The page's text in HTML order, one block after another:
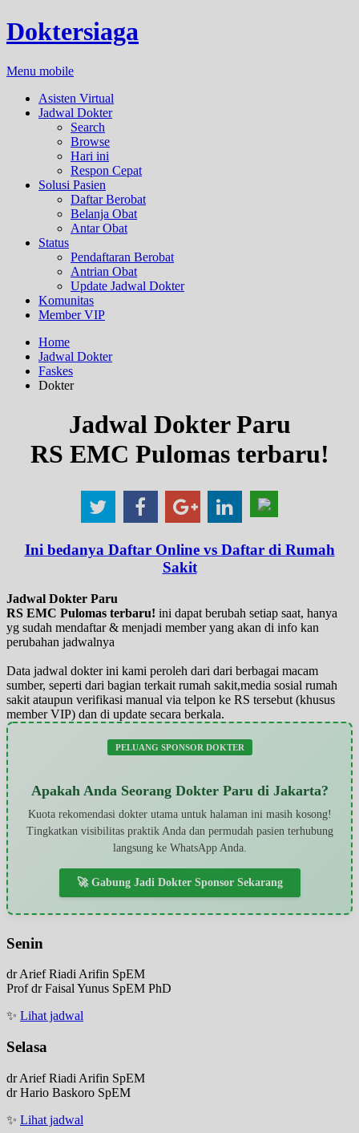
Doktersiaga
Menu mobile
Asisten Virtual
Jadwal Dokter
Search
Browse
Hari ini
Respon Cepat
Solusi Pasien
Daftar Berobat
Belanja Obat
Antar Obat
Status
Pendaftaran Berobat
Antrian Obat
Update Jadwal Dokter
Komunitas
Member VIP
Home
Jadwal Dokter
Faskes
Dokter
Jadwal Dokter Paru
RS EMC Pulomas terbaru!
Ini bedanya Daftar Online vs Daftar di Rumah
Sakit
Jadwal Dokter Paru
RS EMC Pulomas terbaru! ini dapat berubah setiap saat, hanya
yg sudah mendaftar & menjadi member yang akan di info kan
perubahan jadwalnya
Data jadwal dokter ini kami peroleh dari dari berbagai macam
sumber, seperti dari bagian terkait rumah sakit,media sosial rumah
sakit ataupun verifikasi manual via telpon ke RS tersebut (khusus
member VIP) dan di update secara berkala.
PELUANG SPONSOR DOKTER
Apakah Anda Seorang Dokter Paru di Jakarta?
Kuota rekomendasi dokter utama untuk halaman ini masih kosong!
Tingkatkan visibilitas praktik Anda dan permudah pasien terhubung
langsung ke WhatsApp Anda.
🚀 Gabung Jadi Dokter Sponsor Sekarang
Senin
dr Arief Riadi Arifin SpEM
Prof dr Faisal Yunus SpEM PhD
✨ Lihat jadwal
Selasa
dr Arief Riadi Arifin SpEM
dr Hario Baskoro SpEM
✨ Lihat jadwal